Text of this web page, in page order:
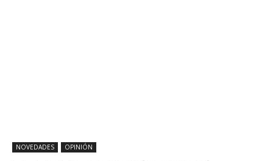
NOVEDADES OPINIÓN